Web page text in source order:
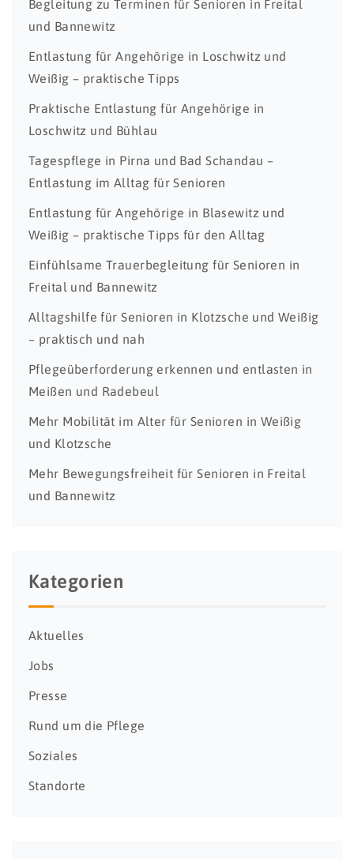
Begleitung zu Terminen für Senioren in Freital
und Bannewitz
Entlastung für Angehörige in Loschwitz und
Weißig – praktische Tipps
Praktische Entlastung für Angehörige in
Loschwitz und Bühlau
Tagespflege in Pirna und Bad Schandau –
Entlastung im Alltag für Senioren
Entlastung für Angehörige in Blasewitz und
Weißig – praktische Tipps für den Alltag
Einfühlsame Trauerbegleitung für Senioren in
Freital und Bannewitz
Alltagshilfe für Senioren in Klotzsche und Weißig
– praktisch und nah
Pflegeüberforderung erkennen und entlasten in
Meißen und Radebeul
Mehr Mobilität im Alter für Senioren in Weißig
und Klotzsche
Mehr Bewegungsfreiheit für Senioren in Freital
und Bannewitz
Kategorien
Aktuelles
Jobs
Presse
Rund um die Pflege
Soziales
Standorte